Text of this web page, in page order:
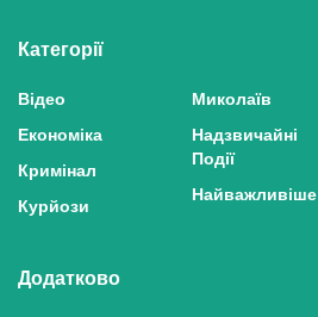
Категорії
Відео
Економіка
Кримінал
Курйози
Миколаїв
Надзвичайні
Події
Найважливіше
Додатково